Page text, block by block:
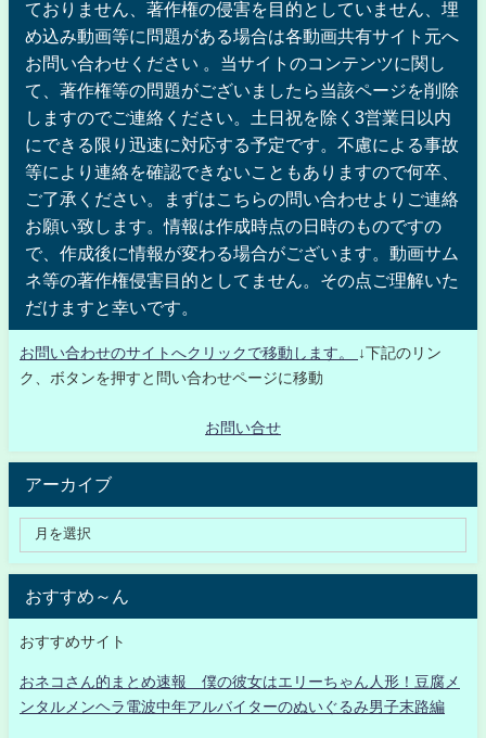
ておりません、著作権の侵害を目的としていません、埋
め込み動画等に問題がある場合は各動画共有サイト元へ
お問い合わせください 。当サイトのコンテンツに関し
て、著作権等の問題がございましたら当該ページを削除
しますのでご連絡ください。土日祝を除く3営業日以内
にできる限り迅速に対応する予定です。不慮による事故
等により連絡を確認できないこともありますので何卒、
ご了承ください。まずはこちらの問い合わせよりご連絡
お願い致します。情報は作成時点の日時のものですの
で、作成後に情報が変わる場合がございます。動画サム
ネ等の著作権侵害目的としてません。その点ご理解いた
だけますと幸いです。
お問い合わせのサイトへクリックで移動します。
↓下記のリン
ク、ボタンを押すと問い合わせページに移動
お問い合せ
アーカイブ
おすすめ～ん
おすすめサイト
おネコさん的まとめ速報 僕の彼女はエリーちゃん人形！豆腐メ
ンタルメンヘラ電波中年アルバイターのぬいぐるみ男子末路編